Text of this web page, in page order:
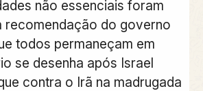
não essenciais foram
recomendação do governo
todos permaneçam em
se desenha após Israel
contra o Irã na madrugada